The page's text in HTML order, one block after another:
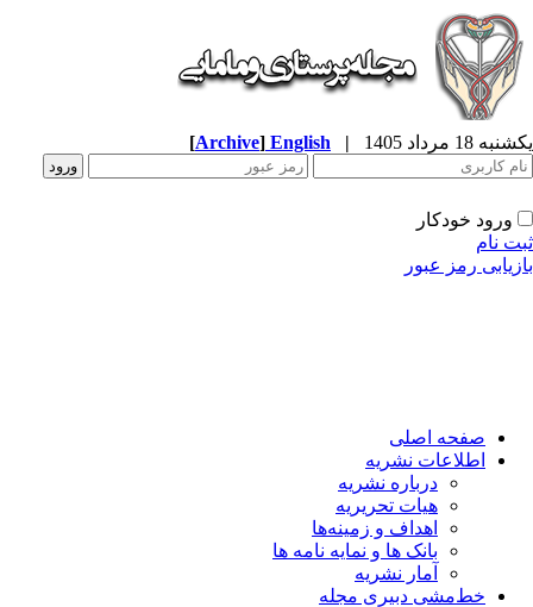
18 مرداد 1405 |
English
[Archive]
ورود خودکار
نام
رمز عبور
صفحه اصلی
اطلاعات نشریه
درباره نشریه
هیات تحریریه
اهداف و زمینه‌ها
بانک ها و نمایه نامه ها
آمار نشریه
خط‌مشی دبیری مجله